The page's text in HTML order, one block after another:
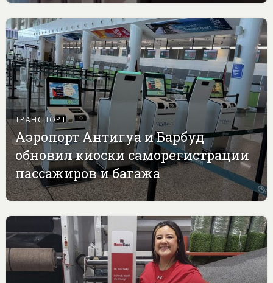
ТРАНСПОРТ
Аэропорт Антигуа и Барбуд
обновил киоски саморегистрации
пассажиров и багажа